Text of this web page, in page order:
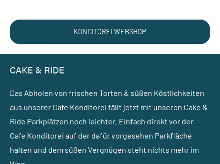
KONDITOREI WEBSHOP
CAKE & RIDE
Das Abholen von frischen Torten & süßen Köstlichkeiten
aus unserer Cafe Konditorei fällt jetzt mit unseren Cake &
Ride Parkplätzen noch leichter. Einfach direkt vor der
Cafe Konditorei auf der dafür vorgesehen Parkfläche
halten und dem süßen Vergnügen steht nichts mehr im